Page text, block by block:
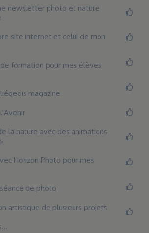
newsletter photo et nature
site internet et celui de mon
formation pour mes élèves
magazine
la nature avec des animations
Horizon Photo pour mes
de photo
artistique de plusieurs projets